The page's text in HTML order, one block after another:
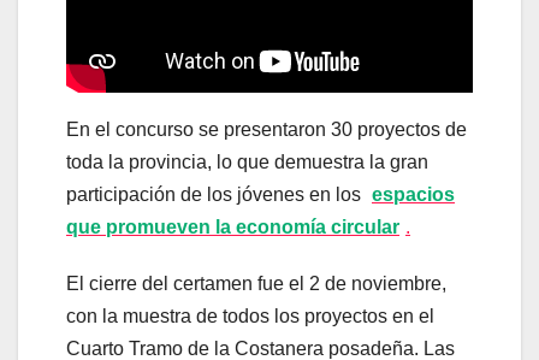
En el concurso se presentaron 30 proyectos de
toda la provincia, lo que demuestra la gran
participación de los jóvenes en los espacios
que promueven la economía circular .
El cierre del certamen fue el 2 de noviembre,
con la muestra de todos los proyectos en el
Cuarto Tramo de la Costanera posadeña. Las